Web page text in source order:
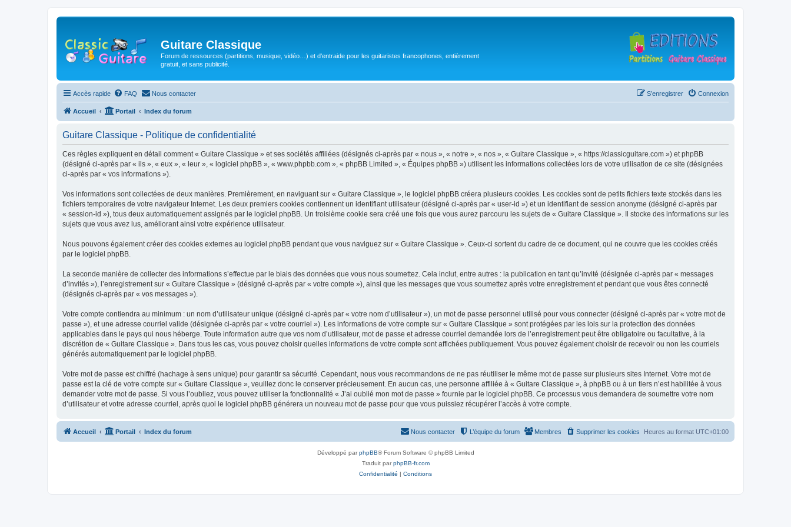
Guitare Classique
Forum de ressources (partitions, musique, vidéo…) et d'entraide pour les guitaristes francophones, entièrement
gratuit, et sans publicité.
Accès rapide FAQ Nous contacter Connexion
S’enregistrer
Accueil Portail Index du forum
Guitare Classique - Politique de confidentialité
Ces règles expliquent en détail comment « Guitare Classique » et ses sociétés affiliées (désignés ci-après par « nous », « notre », « nos », « Guitare Classique », « https://classicguitare.com ») et phpBB
(désigné ci-après par « ils », « eux », « leur », « logiciel phpBB », « www.phpbb.com », « phpBB Limited », « Équipes phpBB ») utilisent les informations collectées lors de votre utilisation de ce site (désignées
ci-après par « vos informations »).
Vos informations sont collectées de deux manières. Premièrement, en naviguant sur « Guitare Classique », le logiciel phpBB créera plusieurs cookies. Les cookies sont de petits fichiers texte stockés dans les
fichiers temporaires de votre navigateur Internet. Les deux premiers cookies contiennent un identifiant utilisateur (désigné ci-après par « user-id ») et un identifiant de session anonyme (désigné ci-après par
« session-id »), tous deux automatiquement assignés par le logiciel phpBB. Un troisième cookie sera créé une fois que vous aurez parcouru les sujets de « Guitare Classique ». Il stocke des informations sur les
sujets que vous avez lus, améliorant ainsi votre expérience utilisateur.
Nous pouvons également créer des cookies externes au logiciel phpBB pendant que vous naviguez sur « Guitare Classique ». Ceux-ci sortent du cadre de ce document, qui ne couvre que les cookies créés
par le logiciel phpBB.
La seconde manière de collecter des informations s’effectue par le biais des données que vous nous soumettez. Cela inclut, entre autres : la publication en tant qu’invité (désignée ci-après par « messages
d’invités »), l’enregistrement sur « Guitare Classique » (désigné ci-après par « votre compte »), ainsi que les messages que vous soumettez après votre enregistrement et pendant que vous êtes connecté
(désignés ci-après par « vos messages »).
Votre compte contiendra au minimum : un nom d’utilisateur unique (désigné ci-après par « votre nom d’utilisateur »), un mot de passe personnel utilisé pour vous connecter (désigné ci-après par « votre mot de
passe »), et une adresse courriel valide (désignée ci-après par « votre courriel »). Les informations de votre compte sur « Guitare Classique » sont protégées par les lois sur la protection des données
applicables dans le pays qui nous héberge. Toute information autre que vos nom d’utilisateur, mot de passe et adresse courriel demandée lors de l’enregistrement peut être obligatoire ou facultative, à la
discrétion de « Guitare Classique ». Dans tous les cas, vous pouvez choisir quelles informations de votre compte sont affichées publiquement. Vous pouvez également choisir de recevoir ou non les courriels
générés automatiquement par le logiciel phpBB.
Votre mot de passe est chiffré (hachage à sens unique) pour garantir sa sécurité. Cependant, nous vous recommandons de ne pas réutiliser le même mot de passe sur plusieurs sites Internet. Votre mot de
passe est la clé de votre compte sur « Guitare Classique », veuillez donc le conserver précieusement. En aucun cas, une personne affiliée à « Guitare Classique », à phpBB ou à un tiers n’est habilitée à vous
demander votre mot de passe. Si vous l’oubliez, vous pouvez utiliser la fonctionnalité « J’ai oublié mon mot de passe » fournie par le logiciel phpBB. Ce processus vous demandera de soumettre votre nom
d’utilisateur et votre adresse courriel, après quoi le logiciel phpBB générera un nouveau mot de passe pour que vous puissiez récupérer l’accès à votre compte.
Accueil Portail Index du forum Heures au format UTC+01:00
Supprimer les cookies
Membres
L’équipe du forum
Nous contacter
Développé parphpBB® Forum Software © phpBB Limited
Traduit parphpBB-fr.com
Confidentialité | Conditions